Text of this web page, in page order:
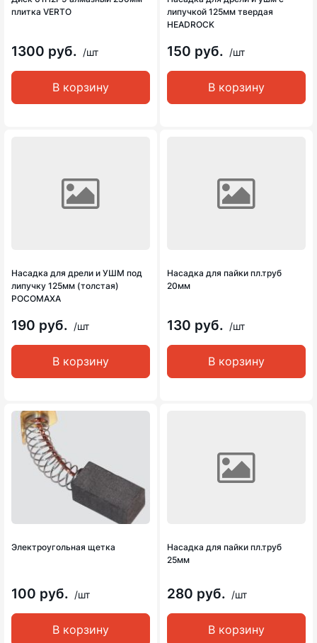
плитка VERTO
1300 руб. /шт
В корзину
липучкой 125мм твердая
HEADROCK
150 руб. /шт
В корзину
Насадка для дрели и УШМ под
липучку 125мм (толстая)
РОСОМАХА
190 руб. /шт
В корзину
Насадка для пайки пл.труб
20мм
130 руб. /шт
В корзину
Электроугольная щетка
100 руб. /шт
В корзину
Насадка для пайки пл.труб
25мм
280 руб. /шт
В корзину